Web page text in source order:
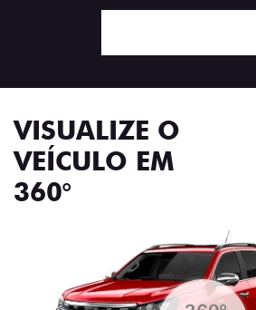
VISUALIZE O
VEÍCULO EM
360°